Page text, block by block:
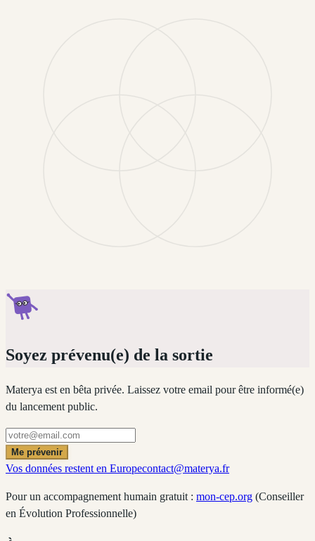
Soyez prévenu(e) de la sortie
Materya est en bêta privée. Laissez votre email pour être informé(e)
du lancement public.
Me prévenir
Vos données restent en Europecontact@materya.fr
Pour un accompagnement humain gratuit : mon-cep.org (Conseiller
en Évolution Professionnelle)